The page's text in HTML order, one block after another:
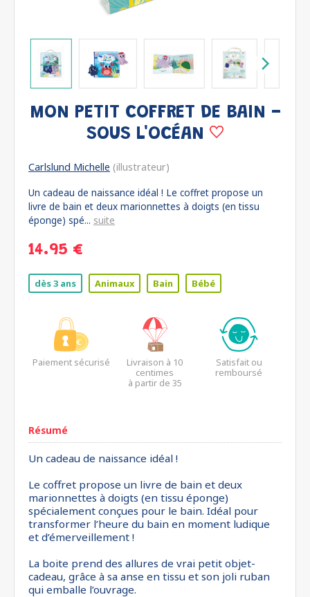
MON PETIT COFFRET DE BAIN -
SOUS L'OCÉAN
Carlslund Michelle (illustrateur)
Un cadeau de naissance idéal ! Le coffret propose un
livre de bain et deux marionnettes à doigts (en tissu
éponge) spé... suite
14.95 €
dès 3 ans Animaux Bain Bébé
Paiement sécurisé
Livraison à 10
centimes
à partir de 35
Satisfait ou
remboursé
Résumé
Un cadeau de naissance idéal !
Le coffret propose un livre de bain et deux
marionnettes à doigts (en tissu éponge)
spécialement conçues pour le bain. Idéal pour
transformer l’heure du bain en moment ludique
et d’émerveillement !
La boite prend des allures de vrai petit objet-
cadeau, grâce à sa anse en tissu et son joli ruban
qui emballe l’ouvrage.